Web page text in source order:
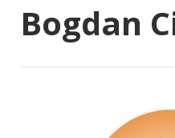
Bogdan